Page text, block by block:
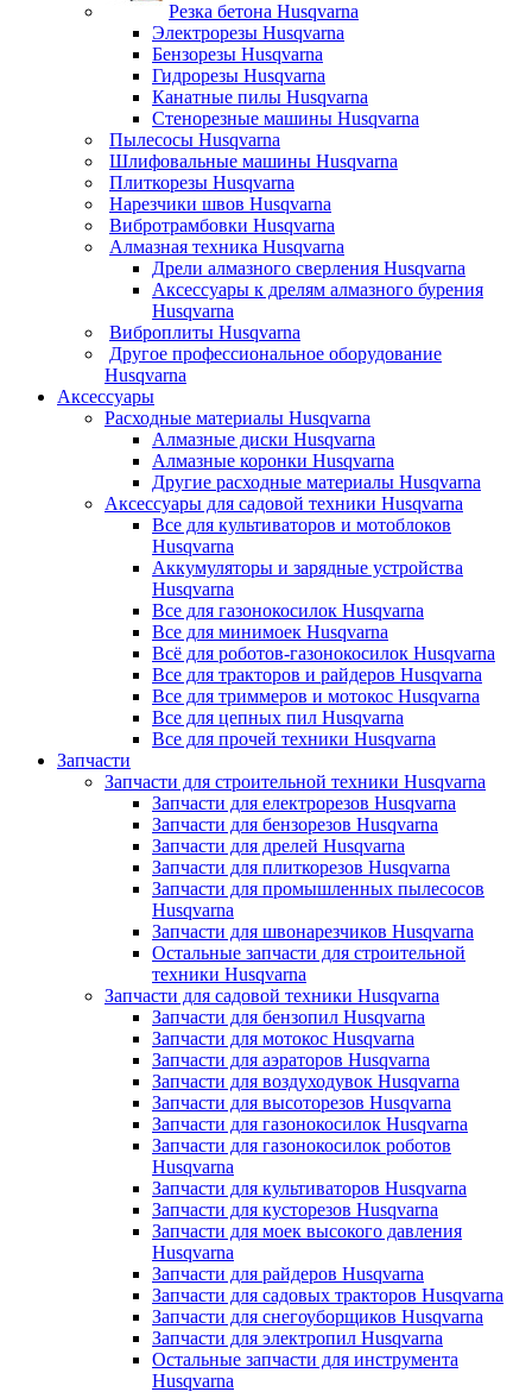
Резка бетона Husqvarna
Электрорезы Husqvarna
Бензорезы Husqvarna
Гидрорезы Husqvarna
Канатные пилы Husqvarna
Стенорезные машины Husqvarna
Пылесосы Husqvarna
Шлифовальные машины Husqvarna
Плиткорезы Husqvarna
Нарезчики швов Husqvarna
Вибротрамбовки Husqvarna
Алмазная техника Husqvarna
Дрели алмазного сверления Husqvarna
Аксессуары к дрелям алмазного бурения
Husqvarna
Виброплиты Husqvarna
Другое профессиональное оборудование
Husqvarna
Аксессуары
Расходные материалы Husqvarna
Алмазные диски Husqvarna
Алмазные коронки Husqvarna
Другие расходные материалы Husqvarna
Аксессуары для садовой техники Husqvarna
Все для культиваторов и мотоблоков
Husqvarna
Аккумуляторы и зарядные устройства
Husqvarna
Все для газонокосилок Husqvarna
Все для минимоек Husqvarna
Всё для роботов-газонокосилок Husqvarna
Все для тракторов и райдеров Husqvarna
Все для триммеров и мотокос Husqvarna
Все для цепных пил Husqvarna
Все для прочей техники Husqvarna
Запчасти
Запчасти для строительной техники Husqvarna
Запчасти для електрорезов Husqvarna
Запчасти для бензорезов Husqvarna
Запчасти для дрелей Husqvarna
Запчасти для плиткорезов Husqvarna
Запчасти для промышленных пылесосов
Husqvarna
Запчасти для швонарезчиков Husqvarna
Остальные запчасти для строительной
техники Husqvarna
Запчасти для садовой техники Husqvarna
Запчасти для бензопил Husqvarna
Запчасти для мотокос Husqvarna
Запчасти для аэраторов Husqvarna
Запчасти для воздуходувок Husqvarna
Запчасти для высоторезов Husqvarna
Запчасти для газонокосилок Husqvarna
Запчасти для газонокосилок роботов
Husqvarna
Запчасти для культиваторов Husqvarna
Запчасти для кусторезов Husqvarna
Запчасти для моек высокого давления
Husqvarna
Запчасти для райдеров Husqvarna
Запчасти для садовых тракторов Husqvarna
Запчасти для снегоуборщиков Husqvarna
Запчасти для электропил Husqvarna
Остальные запчасти для инструмента
Husqvarna